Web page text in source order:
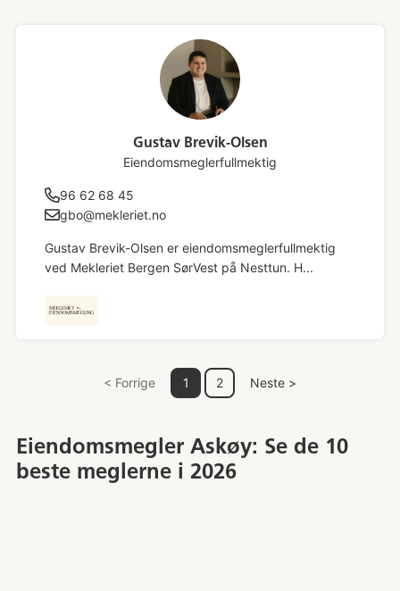
Gustav Brevik-Olsen
Eiendomsmeglerfullmektig
96 62 68 45
gbo@mekleriet.no
Gustav Brevik-Olsen er eiendomsmeglerfullmektig
ved Mekleriet Bergen SørVest på Nesttun. H...
< Forrige 1 2 Neste >
Eiendomsmegler Askøy: Se de 10
beste meglerne i 2026